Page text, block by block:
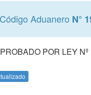
Código Aduanero N°
POR LEY Nº